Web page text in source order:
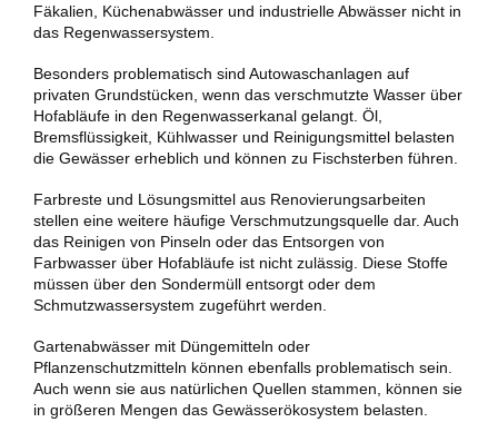
Fäkalien, Küchenabwässer und industrielle Abwässer nicht in
das Regenwassersystem.
Besonders problematisch sind Autowaschanlagen auf
privaten Grundstücken, wenn das verschmutzte Wasser über
Hofabläufe in den Regenwasserkanal gelangt. Öl,
Bremsflüssigkeit, Kühlwasser und Reinigungsmittel belasten
die Gewässer erheblich und können zu Fischsterben führen.
Farbreste und Lösungsmittel aus Renovierungsarbeiten
stellen eine weitere häufige Verschmutzungsquelle dar. Auch
das Reinigen von Pinseln oder das Entsorgen von
Farbwasser über Hofabläufe ist nicht zulässig. Diese Stoffe
müssen über den Sondermüll entsorgt oder dem
Schmutzwassersystem zugeführt werden.
Gartenabwässer mit Düngemitteln oder
Pflanzenschutzmitteln können ebenfalls problematisch sein.
Auch wenn sie aus natürlichen Quellen stammen, können sie
in größeren Mengen das Gewässerökosystem belasten.